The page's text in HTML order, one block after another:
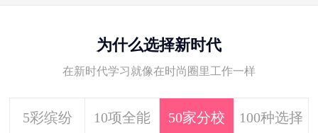
为什么选择新时代
在新时代学习就像在时尚圈里工作一样
5彩缤纷 10项全能 50家分校 100种选择